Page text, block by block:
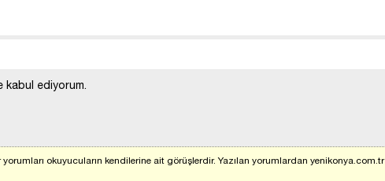
kabul ediyorum.
okuyucuların kendilerine ait görüşlerdir. Yazılan yorumlardan yenikonya.com.tr